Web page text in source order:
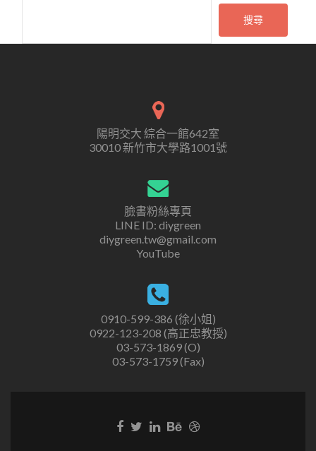
搜尋
陽明交大 綜合一館642室
30010 新竹市大學路1001號
臉書粉絲專頁
LINE ID: diygreen
diygreen.tw@gmail.com
YouTube
0910-599-386 (徐小姐)
0922-123-208 (高正忠教授)
03-573-1869 (O)
03-573-1759 (Fax)